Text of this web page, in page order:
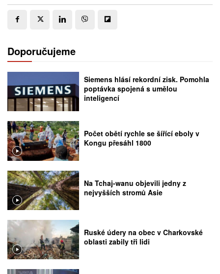
Doporučujeme
Siemens hlásí rekordní zisk. Pomohla
poptávka spojená s umělou
inteligencí
Počet obětí rychle se šířící eboly v
Kongu přesáhl 1800
Na Tchaj-wanu objevili jedny z
nejvyšších stromů Asie
Ruské údery na obec v Charkovské
oblasti zabily tři lidi